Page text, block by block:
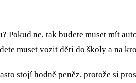
ne, tak budete muset mít
muset vozit děti do školy a na
stojí hodně peněz, protože si